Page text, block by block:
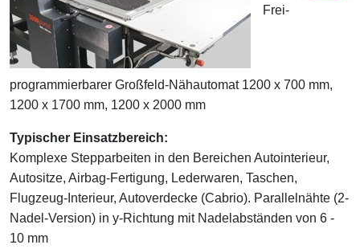
Frei-
programmierbarer Großfeld-Nähautomat 1200 x 700 mm,
1200 x 1700 mm, 1200 x 2000 mm
Typischer Einsatzbereich:
Komplexe Stepparbeiten in den Bereichen Autointerieur,
Autositze, Airbag-Fertigung, Lederwaren, Taschen,
Flugzeug-Interieur, Autoverdecke (Cabrio). Parallelnähte (2-
Nadel-Version) in y-Richtung mit Nadelabständen von 6 -
10 mm